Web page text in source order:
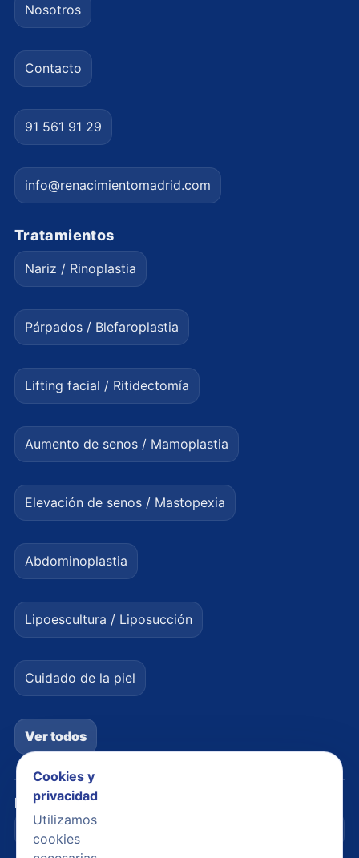
Nosotros
Contacto
91 561 91 29
info@renacimientomadrid.com
Tratamientos
Nariz / Rinoplastia
Párpados / Blefaroplastia
Lifting facial / Ritidectomía
Aumento de senos / Mamoplastia
Elevación de senos / Mastopexia
Abdominoplastia
Lipoescultura / Liposucción
Cuidado de la piel
Ver todos
Legal
Avisos legales
Cookies y
privacidad
Utilizamos
cookies